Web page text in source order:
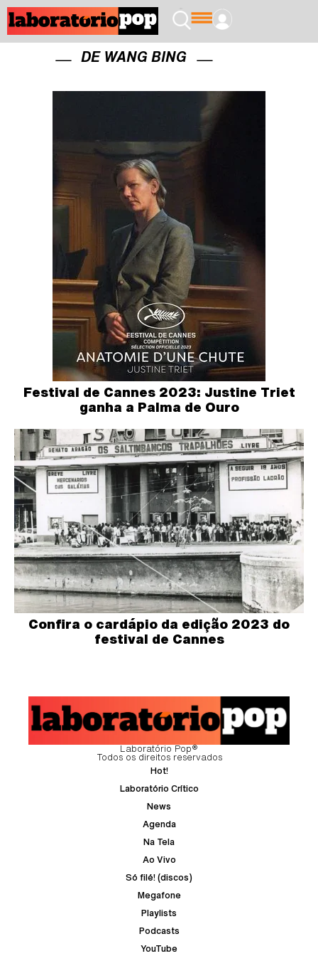
DE WANG BING
Festival de Cannes 2023: Justine Triet
ganha a Palma de Ouro
Confira o cardápio da edição 2023 do
festival de Cannes
Laboratório Pop®
Todos os direitos reservados
Hot!
Laboratório Crítico
News
Agenda
Na Tela
Ao Vivo
Só filé! (discos)
Megafone
Playlists
Podcasts
YouTube